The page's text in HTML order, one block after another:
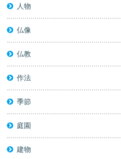
人物
仏像
仏教
作法
季節
庭園
建物